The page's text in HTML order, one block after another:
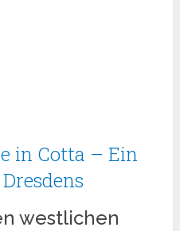
in Cotta – Ein
westlichen